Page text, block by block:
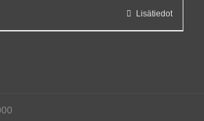
Lisätiedot